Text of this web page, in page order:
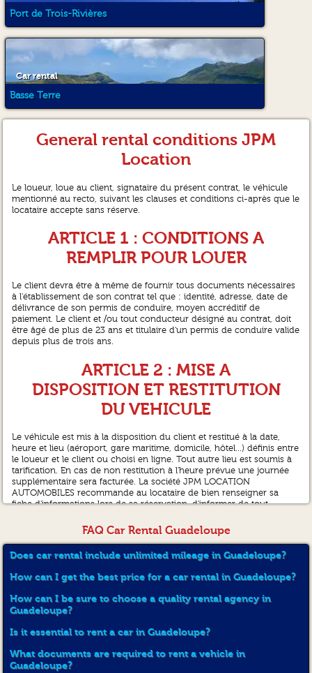
Port de Trois-Rivières
Car rental
Basse Terre
General rental conditions JPM
Location
Le loueur, loue au client, signataire du présent contrat, le véhicule
mentionné au recto, suivant les clauses et conditions ci-après que le
locataire accepte sans réserve.
ARTICLE 1 : CONDITIONS A
REMPLIR POUR LOUER
Le client devra être à même de fournir tous documents nécessaires
à l'établissement de son contrat tel que : identité, adresse, date de
délivrance de son permis de conduire, moyen accréditif de
paiement. Le client et /ou tout conducteur désigné au contrat, doit
être âgé de plus de 23 ans et titulaire d'un permis de conduire valide
depuis plus de trois ans.
ARTICLE 2 : MISE A
DISPOSITION ET RESTITUTION
DU VEHICULE
Le véhicule est mis à la disposition du client et restitué à la date,
heure et lieu (aéroport, gare maritime, domicile, hôtel...) définis entre
le loueur et le client ou choisi en ligne. Tout autre lieu est soumis à
tarification. En cas de non restitution à l'heure prévue une journée
supplémentaire sera facturée. La société JPM LOCATION
AUTOMOBILES recommande au locataire de bien renseigner sa
fiche d'informations lors de sa réservation, d'informer de tout
Numéro de vol, horaires) pour une prise en charge à l'aéroport.
Pour les prises de véhicules prévues au départ de l'aéroport, la
spécifiée dans la réservation, si le numéro du vol a bien été
renseigné. Toutes prises en charge et restitution après 20h00 ou
prise en charge et restitution avant 8h00 sont soumises à une
majoration de 20.00€
ARTICLE 3 : ETAT DU VEHICULE
Le client reconnaît que le véhicule est conforme (sous réserve des
défauts non apparents dont mécaniques), à la fiche d'état qu'il a
FAQ Car Rental Guadeloupe
Does car rental include unlimited mileage in Guadeloupe?
How can I get the best price for a car rental in Guadeloupe?
How can I be sure to choose a quality rental agency in
Guadeloupe?
Is it essential to rent a car in Guadeloupe?
What documents are required to rent a vehicle in
Guadeloupe?